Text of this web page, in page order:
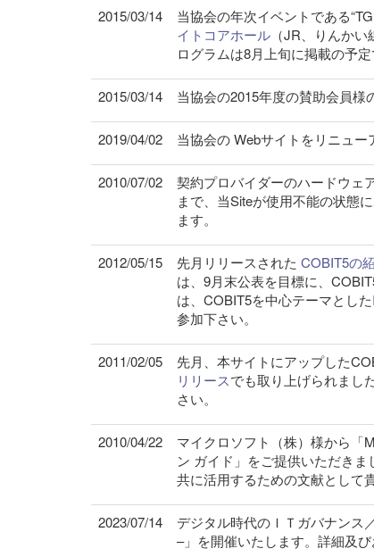
2015/03/14 当協会の年次イベントである
イトコアホール （JR、りんか
ログラムは8月上旬に掲載の予定
2015/03/14 当協会の2015年度の賛助会員様
2019/04/02 当協会の Webサイトをリニュー
2010/07/02
契約プロバイダーのハードウェ
まで、当Siteが使用不能の状態
ます。
2012/05/15 先月リリースされた COBIT5の
は、9月末公表を目標に、
は、COBIT5を中心テーマとした
参加下さい。
2011/02/05 先月、本サイトにアップした
リリースでも取り上げられまし
さい。
2010/04/22
マイクロソフト（株）様から「
ン ガイド」をご提供いただき
共に活用するための文献として
2023/07/14
デジタル時代のＩＴガバナン
–」を開催いたします。詳細及